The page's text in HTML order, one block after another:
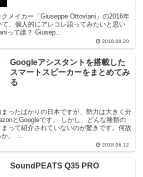
メイカー「Giuseppe Ottoviani」の2016年
、個人的にアレコレ語ってみたいと思い
って誰？ Giusep...
2018.09.20
Googleアシスタントを搭載した
スマートスピーカーをまとめてみ
る
ったばかりの日本ですが、勢力は大きく分
とGoogleです。 しかし、どんな種類の
って紹介されていないのが驚きです。何故
。 ...
2018.06.12
SoundPEATS Q35 PRO